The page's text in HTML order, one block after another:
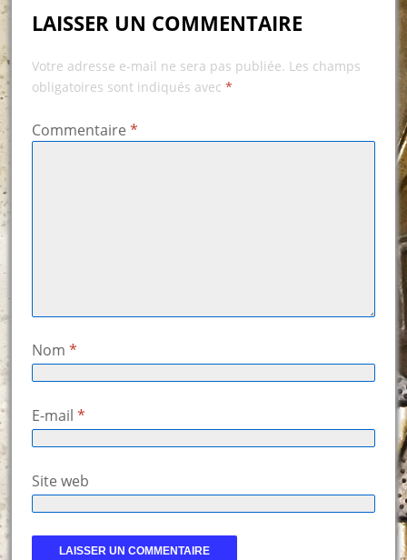
LAISSER UN COMMENTAIRE
Votre adresse e-mail ne sera pas publiée. Les champs
obligatoires sont indiqués avec *
Commentaire *
Nom *
E-mail *
Site web